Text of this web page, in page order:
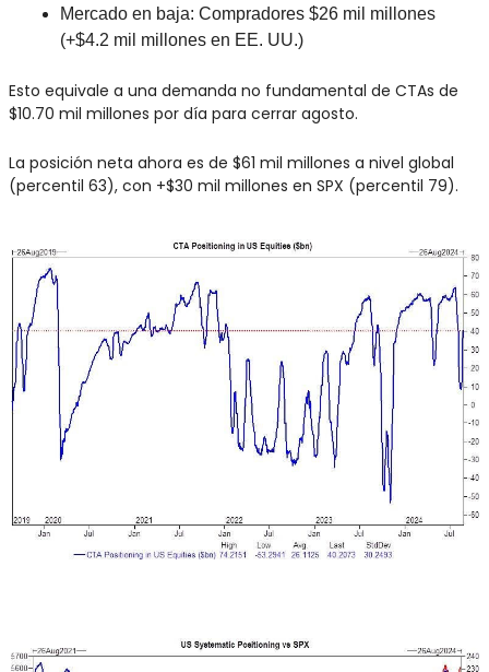
Mercado en baja: Compradores $26 mil millones
(+$4.2 mil millones en EE. UU.)
Esto equivale a una demanda no fundamental de CTAs de
$10.70 mil millones por día para cerrar agosto.
La posición neta ahora es de $61 mil millones a nivel global
(percentil 63), con +$30 mil millones en SPX (percentil 79).